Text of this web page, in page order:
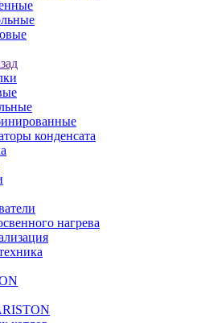
конденсата
нагрева